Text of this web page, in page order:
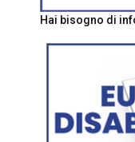
Hai bisogno di